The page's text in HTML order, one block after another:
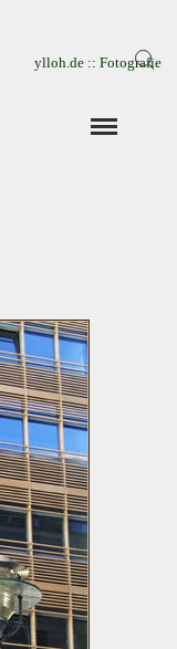
ylloh.de :: Fotografie